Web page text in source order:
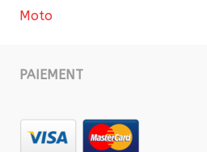
Moto
PAIEMENT